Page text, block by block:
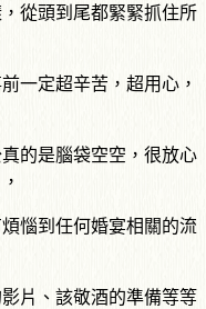
從頭到尾都緊緊抓住所
一定超辛苦，超用心，
的是腦袋空空，很放心
惱到任何婚宴相關的流
片、該敬酒的準備等等